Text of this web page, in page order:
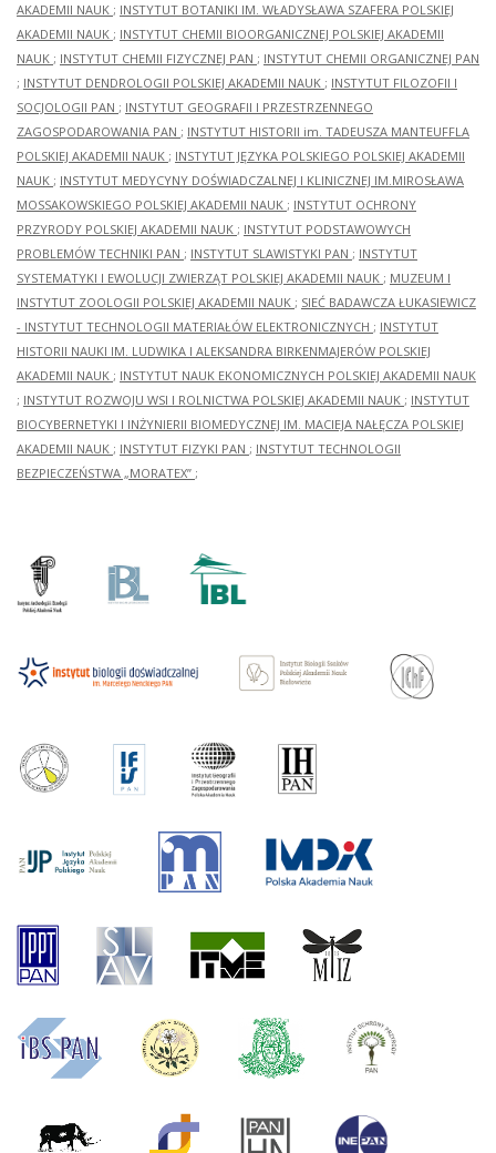
AKADEMII NAUK ; INSTYTUT BOTANIKI IM. WŁADYSŁAWA SZAFERA POLSKIEJ
AKADEMII NAUK ; INSTYTUT CHEMII BIOORGANICZNEJ POLSKIEJ AKADEMII
NAUK ; INSTYTUT CHEMII FIZYCZNEJ PAN ; INSTYTUT CHEMII ORGANICZNEJ PAN
; INSTYTUT DENDROLOGII POLSKIEJ AKADEMII NAUK ; INSTYTUT FILOZOFII I
SOCJOLOGII PAN ; INSTYTUT GEOGRAFII I PRZESTRZENNEGO
ZAGOSPODAROWANIA PAN ; INSTYTUT HISTORII im. TADEUSZA MANTEUFFLA
POLSKIEJ AKADEMII NAUK ; INSTYTUT JĘZYKA POLSKIEGO POLSKIEJ AKADEMII
NAUK ; INSTYTUT MEDYCYNY DOŚWIADCZALNEJ I KLINICZNEJ IM.MIROSŁAWA
MOSSAKOWSKIEGO POLSKIEJ AKADEMII NAUK ; INSTYTUT OCHRONY
PRZYRODY POLSKIEJ AKADEMII NAUK ; INSTYTUT PODSTAWOWYCH
PROBLEMÓW TECHNIKI PAN ; INSTYTUT SLAWISTYKI PAN ; INSTYTUT
SYSTEMATYKI I EWOLUCJI ZWIERZĄT POLSKIEJ AKADEMII NAUK ; MUZEUM I
INSTYTUT ZOOLOGII POLSKIEJ AKADEMII NAUK ; SIEĆ BADAWCZA ŁUKASIEWICZ
- INSTYTUT TECHNOLOGII MATERIAŁÓW ELEKTRONICZNYCH ; INSTYTUT
HISTORII NAUKI IM. LUDWIKA I ALEKSANDRA BIRKENMAJERÓW POLSKIEJ
AKADEMII NAUK ; INSTYTUT NAUK EKONOMICZNYCH POLSKIEJ AKADEMII NAUK
; INSTYTUT ROZWOJU WSI I ROLNICTWA POLSKIEJ AKADEMII NAUK ; INSTYTUT
BIOCYBERNETYKI I INŻYNIERII BIOMEDYCZNEJ IM. MACIEJA NAŁĘCZA POLSKIEJ
AKADEMII NAUK ; INSTYTUT FIZYKI PAN ; INSTYTUT TECHNOLOGII
BEZPIECZEŃSTWA „MORATEX” ;